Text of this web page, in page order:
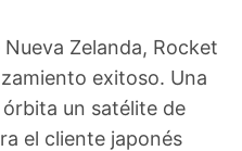
Zelanda, Rocket
exitoso. Una
un satélite de
el cliente japonés